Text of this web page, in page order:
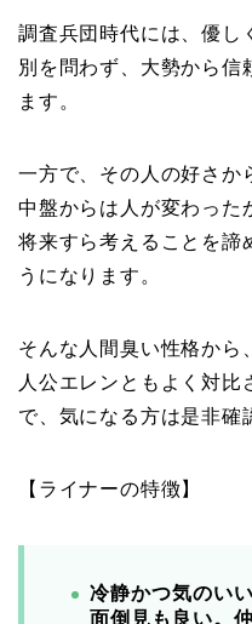
調査兵団時代には、優し
別を問わず、大勢から信
ます。
一方で、その人の好さか
中盤からは人が変わった
将来すら考えることを諦
うになります。
そんな人間臭い性格から
人公エレンともよく対比
で、気になる方は是非確
【ライナーの特徴】
冷静かつ気のい
面倒見も良い。